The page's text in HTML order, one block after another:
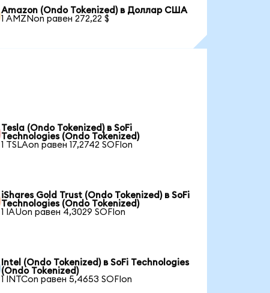
Amazon (Ondo Tokenized) в Доллар США
1 AMZNon равен 272,22 $
Tesla (Ondo Tokenized) в SoFi
Technologies (Ondo Tokenized)
1 TSLAon равен 17,2742 SOFIon
iShares Gold Trust (Ondo Tokenized) в SoFi
Technologies (Ondo Tokenized)
1 IAUon равен 4,3029 SOFIon
Intel (Ondo Tokenized) в SoFi Technologies
(Ondo Tokenized)
1 INTCon равен 5,4653 SOFIon